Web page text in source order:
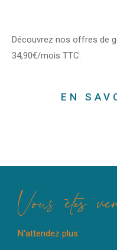
Découvrez nos offres de
34,90€/mois TTC.
EN
Vous êtes
N'attendez plus